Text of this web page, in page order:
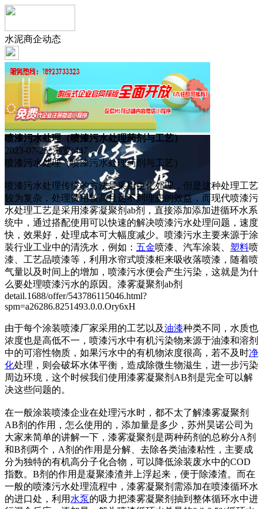
水泥商企动态
喷漆污水处理（喷漆污水处理药剂与工艺）
2023-07-25 浏览:447
喷漆污水处理（喷漆污水处理药剂与工艺）
喷漆污水处理传统的方法是采用生化处理，但是这种处理工艺
较为复杂，处理费用较高且达不到理想的效益，而现代喷漆污
水处理工艺是采用漆雾凝聚剂ab剂，直接添加添加进循环水系
统中，通过搭配使用可以快速的解决喷漆污水处理问题，速度
快，效果好，处理成本可大幅度减少。喷漆污水主要来源于涂
装行业工业中的清洗水，例如： 五金喷漆、汽车涂装、 塑料喷
漆、工艺品喷漆等，利用水帘式喷漆柜来吸收落喷漆，随着喷
气量以及时间上的增加，喷漆污水便会产生污染，这就是为什
么要处理喷漆污水的原因。漆雾凝聚剂ab剂
detail.1688/offer/543786115046.html?
spm=a26286.8251493.0.0.Ory6xH
由于每个涂装喷漆厂家采用的工艺以及油漆种类不同，水质也
浓度也是高低不一，喷漆污水中有机污染物来源于油漆和溶剂
中的可溶性物质，如果污水中的有机物浓度很高，若不及时净
化处理，则会破坏水体平衡，造成除微生物滋生，进一步污染
周边环境，这个时候我们使用漆雾凝聚剂AB剂是完全可以解
决这些问题的。
在一般涂装喷漆企业在处理污水时，都不太了解漆雾凝聚剂
AB剂的作用，怎么使用的，添加量是多少，苏州昊诺公司为
大家来简单的讲解一下，漆雾凝聚剂是两种药剂的总称分A剂
和B剂两个，A剂的作用是分解、去除各类油漆粘性，主要成
分为独特的有机高分子化合物，可以降低涂装废水中的COD
指数。B剂的作用是凝聚漆渣并上浮起来，便于除漆渣。而在
一般的喷漆污水处理流程中，漆雾凝聚剂需添加在喷漆循环水
的进口处，利用 水泵的吸力把漆雾凝聚剂抽到整体循环水中进